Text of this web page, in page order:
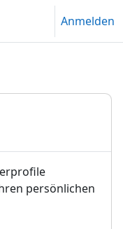
Anmelden
persönlichen